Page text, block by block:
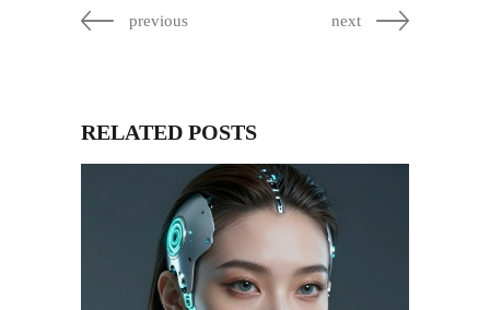
previous next
RELATED POSTS